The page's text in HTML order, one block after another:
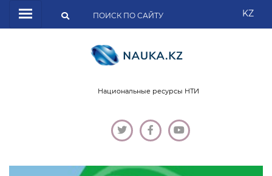
KZ
Национальные ресурсы НТИ